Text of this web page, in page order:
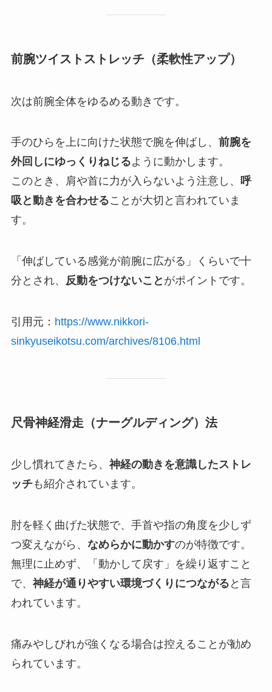
前腕ツイストストレッチ（柔軟性アップ）
次は前腕全体をゆるめる動きです。
手のひらを上に向けた状態で腕を伸ばし、 前腕を
外回しにゆっくりねじるように動かします。
このとき、肩や首に力が入らないよう注意し、 呼
吸と動きを合わせることが大切と言われていま
す。
「伸ばしている感覚が前腕に広がる」くらいで十
分とされ、 反動をつけないこと がポイントです。
引用元： https://www.nikkori-
sinkyuseikotsu.com/archives/8106.html
尺骨神経滑走（ナーグルディング）法
少し慣れてきたら、 神経の動きを意識したストレ
ッチも紹介されています。
肘を軽く曲げた状態で、手首や指の角度を少しず
つ変えながら、 なめらかに動かすのが特徴です。
無理に止めず、「動かして戻す」を繰り返すこと
で、 神経が通りやすい環境づくりにつながる と言
われています。
痛みやしびれが強くなる場合は控えることが勧め
られています。